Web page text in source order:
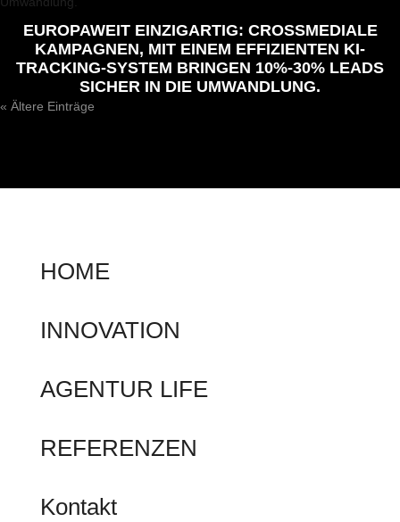
EUROPAWEIT EINZIGARTIG: CROSSMEDIALE
KAMPAGNEN, MIT EINEM EFFIZIENTEN KI-
TRACKING-SYSTEM BRINGEN 10%-30% LEADS
SICHER IN DIE UMWANDLUNG.
« Ältere Einträge
HOME
INNOVATION
AGENTUR LIFE
REFERENZEN
Kontakt